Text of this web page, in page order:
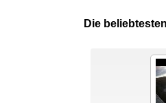
Die